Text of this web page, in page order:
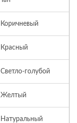
Коричневый
Красный
Светло-голубой
Желтый
Натуральный